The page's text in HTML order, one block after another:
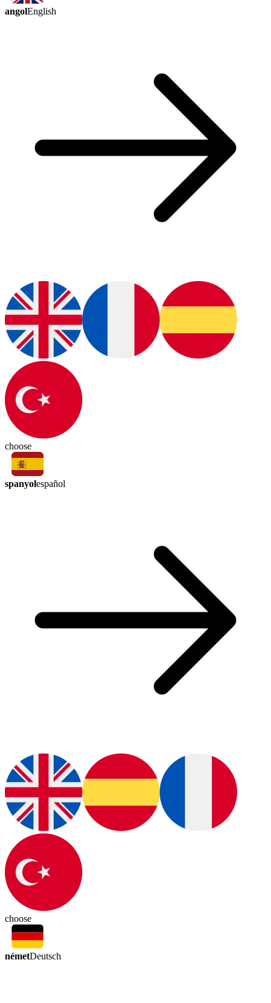
angolEnglish
choose
spanyolespañol
choose
németDeutsch